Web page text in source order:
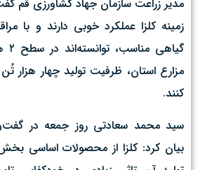
مدیر زراعت سازمان جهاد کشاورزی قم
زمینه کلزا عملکرد خوبی دارند و با
مزارع استان، ظرفیت تولید چهار هزار
کنند.
سید محمد سعادتی روز جمعه در
بیان کرد: کلزا از محصولات اساسی